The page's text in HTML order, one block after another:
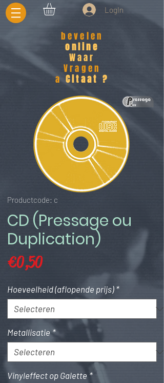
LogIn
bevelen
online
Waar
Vragen
a Citaat ?
Productcode: c
CD (Pressage ou
Duplication)
€ 0,50Prijs
Hoeveelheid (aflopende prijs) *
Metallisatie *
Vinyleffect op Galette *